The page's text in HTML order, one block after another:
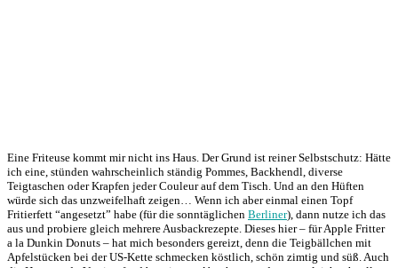
Eine Friteuse kommt mir nicht ins Haus. Der Grund ist reiner Selbstschutz: Hätte
ich eine, stünden wahrscheinlich ständig Pommes, Backhendl, diverse
Teigtaschen oder Krapfen jeder Couleur auf dem Tisch. Und an den Hüften
würde sich das unzweifelhaft zeigen… Wenn ich aber einmal einen Topf
Fritierfett “angesetzt” habe (für die sonntäglichen Berliner), dann nutze ich das
aus und probiere gleich mehrere Ausbackrezepte. Dieses hier – für Apple Fritter
a la Dunkin Donuts – hat mich besonders gereizt, denn die Teigbällchen mit
Apfelstücken bei der US-Kette schmecken köstlich, schön zimtig und süß. Auch